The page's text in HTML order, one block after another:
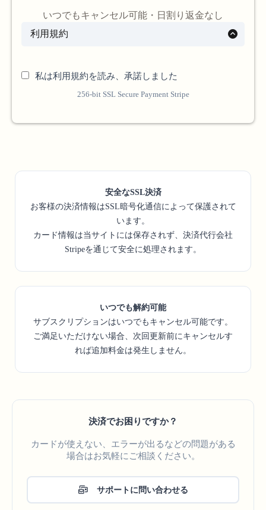
いつでもキャンセル可能・日割り返金なし
利用規約
私は利用規約を読み、承諾しました
256-bit SSL Secure Payment Stripe
安全なSSL決済
お客様の決済情報はSSL暗号化通信によって保護されて
います。
カード情報は当サイトには保存されず、決済代行会社
Stripeを通じて安全に処理されます。
いつでも解約可能
サブスクリプションはいつでもキャンセル可能です。
ご満足いただけない場合、次回更新前にキャンセルす
れば追加料金は発生しません。
決済でお困りですか？
カードが使えない、エラーが出るなどの問題がある
場合はお気軽にご相談ください。
サポートに問い合わせる